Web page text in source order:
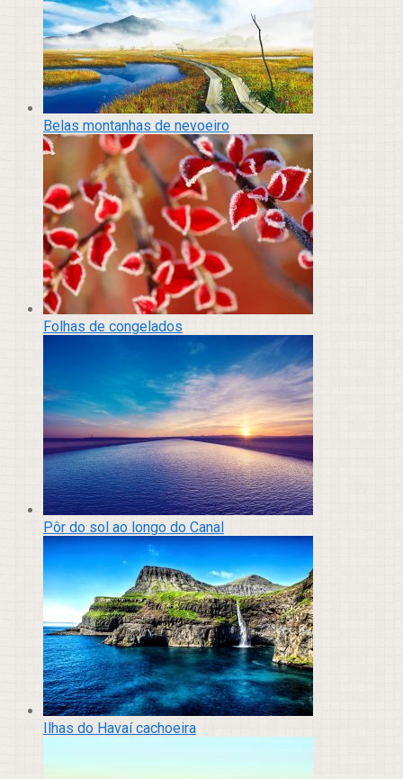
Belas montanhas de nevoeiro
Folhas de congelados
Pôr do sol ao longo do Canal
Ilhas do Havaí cachoeira